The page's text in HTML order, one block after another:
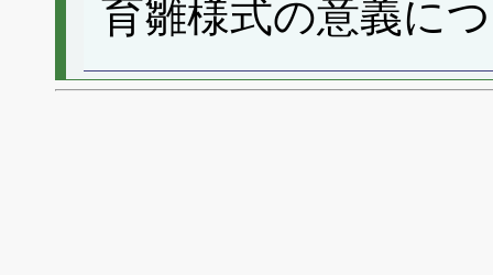
育雛様式の意義に